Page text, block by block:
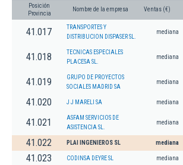
Posición
Provincia
Nombre de la empresa Ventas (€)
41.017
TRANSPORTES Y
DISTRIBUCION DISPASER SL.
mediana
41.018
TECNICAS ESPECIALES
PLACESA SL.
mediana
41.019
GRUPO DE PROYECTOS
SOCIALES MADRID SA
mediana
41.020 J J MARELI SA mediana
41.021
ASFAM SERVICIOS DE
ASISTENCIA SL.
mediana
41.022 PLAI INGENIEROS SL mediana
41.023 CODINSA DEYRE SL mediana